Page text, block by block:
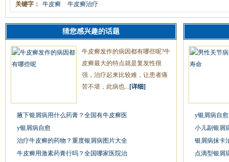
关键字： 牛皮癣 牛皮癣治疗
猜您感兴趣的话题
牛皮癣发作的病因都有哪些呢?牛
皮癣最大的特点就是复发性很
强，治疗起来比较难，让患者痛
苦不堪，此病也... [详细]
腋下银屑病用什么药膏？全国有牛皮癣医
y银屑病自愈
治疗牛皮癣的药物？重度银屑病图片大全
牛皮癣用激素药膏行吗？全国哪家医院治
y银屑病自愈
小儿副银屑
银屑病抹卡
点滴型银屑